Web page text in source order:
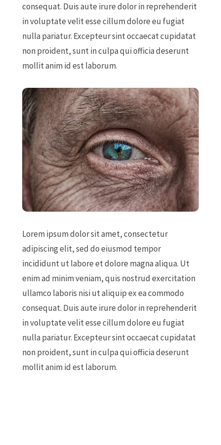
consequat. Duis aute irure dolor in reprehenderit
in voluptate velit esse cillum dolore eu fugiat
nulla pariatur. Excepteur sint occaecat cupidatat
non proident, sunt in culpa qui officia deserunt
mollit anim id est laborum.
Lorem ipsum dolor sit amet, consectetur
adipiscing elit, sed do eiusmod tempor
incididunt ut labore et dolore magna aliqua. Ut
enim ad minim veniam, quis nostrud exercitation
ullamco laboris nisi ut aliquip ex ea commodo
consequat. Duis aute irure dolor in reprehenderit
in voluptate velit esse cillum dolore eu fugiat
nulla pariatur. Excepteur sint occaecat cupidatat
non proident, sunt in culpa qui officia deserunt
mollit anim id est laborum.